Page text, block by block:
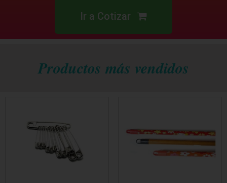
Ir a Cotizar
Productos más vendidos